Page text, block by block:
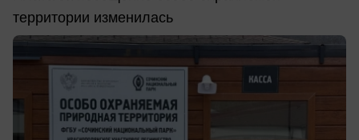
территории изменилась